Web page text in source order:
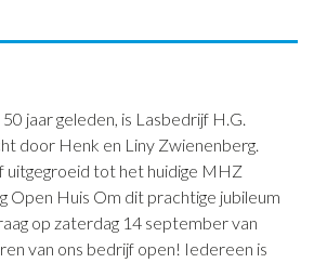
jaar geleden, is Lasbedrijf H.G.
door Henk en Liny Zwienenberg.
uitgegroeid tot het huidige MHZ
Open Huis Om dit prachtige jubileum
op zaterdag 14 september van
van ons bedrijf open! Iedereen is